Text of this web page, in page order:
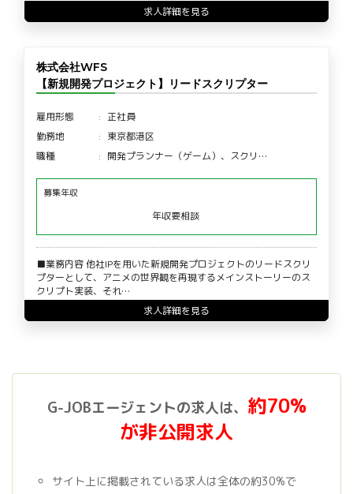
求人詳細を見る
株式会社WFS
【新規開発プロジェクト】リードスクリプター
雇用形態
正社員
勤務地
東京都港区
職種
開発プランナー（ゲーム）、スクリ…
募集年収
年収要相談
■業務内容 他社IPを用いた新規開発プロジェクトのリードスクリ
プターとして、アニメの世界観を再現するメインストーリーのス
クリプト実装、それ…
求人詳細を見る
G-JOBエージェントの求人は、 約70%
が非公開求人
サイト上に掲載されている求人は全体の約30%で